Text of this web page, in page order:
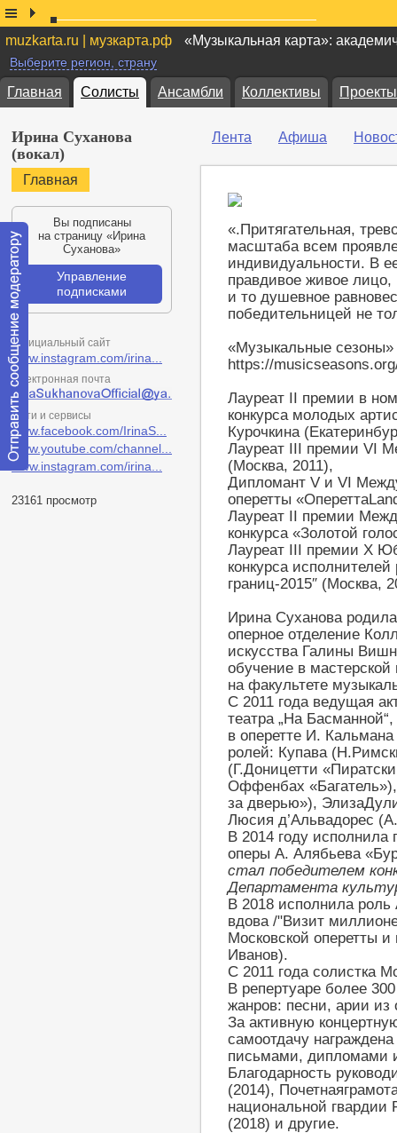
muzkarta.ru | музкарта.рф «Музыкальная карта»:
Выберите регион, страну
Главная Солисты Ансамбли Коллективы Проекты
Ирина Суханова
(вокал)
Главная
Вы подписаны
на страницу «Ирина
Суханова»
Управление
подписками
Официальный сайт
www.instagram.com/irina...
Электронная почта
Сети и сервисы
www.facebook.com/IrinaS...
www.youtube.com/channel...
www.instagram.com/irina...
23161 просмотр
Лента Афиша
«.Притягательная,
масштаба всем
индивидуальности. В
правдивое живое лицо,
и то душевное
победительницей не
«Музыкальные сезоны»
https://
Лауреат II премии в
конкурса молодых
Курочкина
Лауреат III премии VI
(Москва, 2011),
Дипломант V и VI
оперетты
Лауреат II премии
конкурса «Золотой
Лауреат III премии X
конкурса
границ-2015″ (Москва,
Ирина Суханова
оперное отделение
искусства Галины
обучение в
на факультете
С 2011 года ведущая
театра „На
в оперетте И.
ролей: Купава
(Г.Доницетти
Оффенбах
за дверью»),
Люсия д’Альвадорес
В 2014 году
оперы А. Алябьева
стал победителем
Департамента
В 2018 исполнила роль
вдова /"Визит
Московской оперетты
Иванов).
С 2011 года солистка
В репертуаре более
жанров: песни, арии из
За активную
самоотдачу
письмами, дипломами
Благодарность
(2014),
национальной
(2018) и другие.
модератору